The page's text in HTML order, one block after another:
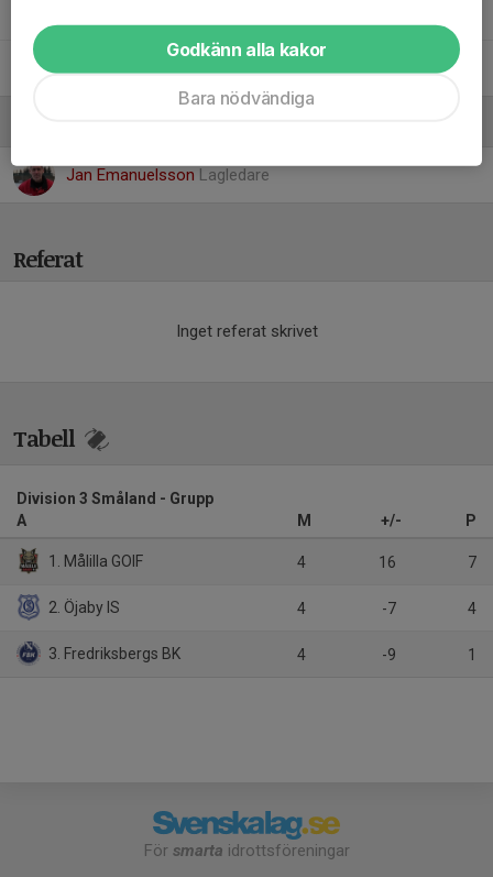
Jan Emanuelsson Lagledare
Referat
Inget referat skrivet
Tabell
Division 3 Småland - Grupp
A
M +/- P
1. Målilla GOIF 4 16 7
2. Öjaby IS 4 -7 4
3. Fredriksbergs BK 4 -9 1
För smarta idrottsföreningar
Godkänn alla kakor
Bara nödvändiga